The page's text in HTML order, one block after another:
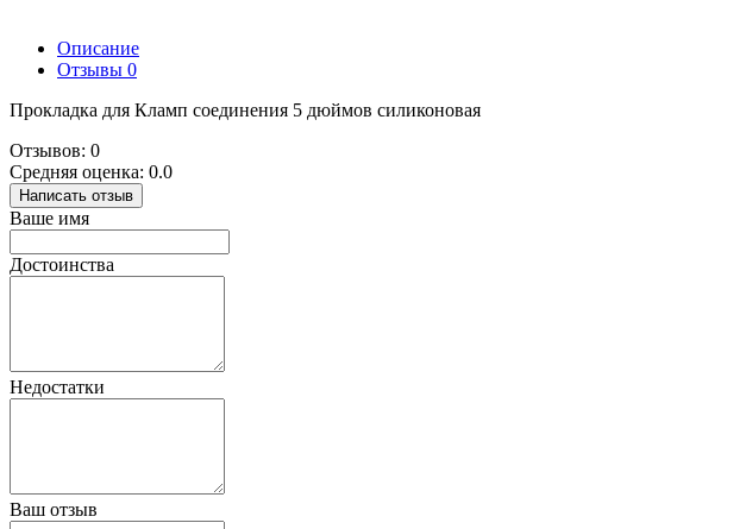
Описание
Отзывы 0
Прокладка для Кламп соединения 5 дюймов силиконовая
Отзывов: 0
Средняя оценка: 0.0
Написать отзыв
Ваше имя
Достоинства
Недостатки
Ваш отзыв